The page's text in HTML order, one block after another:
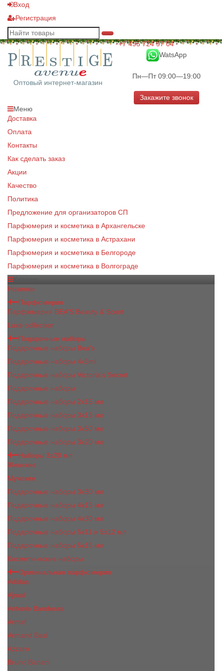
Вход
Регистрация
Оптовый интернет-магазин
+7 495 724 97 04
WatsApp
Пн—Пт 09:00—19:00
Закажите звонок
Меню
Доставка
Оплата
Контакты
Как сделать заказ
Акции
Качество
Политика
Предложение для организаторов СП
Парфюмерия и косметика в Архангельске
Парфюмерия и косметика в Астрахани
Парфюмерия и косметика в Белгороде
Парфюмерия и косметика в Волгограде
Новинки
Парфюмерия
Парфюмерия BEA'S Beauty & Scent
Luxe collection
Подарочные наборы
Подарочные наборы Bea's
Подарочные наборы 4х5ml
Подарочные наборы Victoria's Secret
Подарочные наборы
Подарочные наборы 2x15 мл
Подарочные наборы 3х15 мл
Подарочные наборы 3x50 мл
Подарочные наборы 3x20 мл
Наборы 3х20 мл
Женские
Мужские
Подарочные наборы 3х30 мл
Подарочные наборы 4x15 мл
Подарочные наборы 4x30 мл
Подарочные наборы 5x11 и 5х12 мл
Подарочные наборы 5x15 мл
Косметические наборы
Оригинальная парфюмерия
Adidas
Ajmal
Antonio Banderas
Armaf
Armand Basi
Azzaro
Bruno Banani